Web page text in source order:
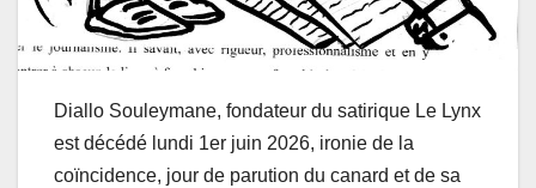
Diallo Souleymane, fondateur du satirique Le Lynx
est décédé lundi 1er juin 2026, ironie de la
coïncidence, jour de parution du canard et de sa